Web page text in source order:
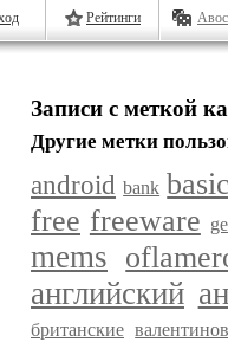
Рейтинги
Записи с меткой
Другие метки
android bank
free freeware
mems
английский
британские